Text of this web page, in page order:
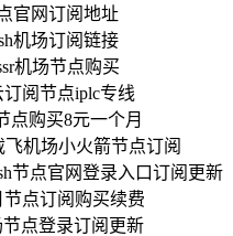
官网订阅地址
机场订阅链接
机场节点购买
订阅节点iplc专线
点购买8元一个月
机场小火箭节点订阅
节点官网登录入口订阅更新
点订阅购买续费
节点登录订阅更新